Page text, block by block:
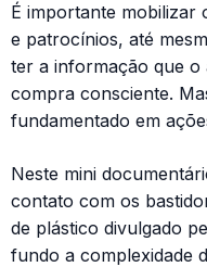
É importante mobilizar
e patrocínios, até
ter a informação que o
compra consciente.
fundamentado em
Neste mini
contato com os
de plástico divulgado
fundo a complexidade